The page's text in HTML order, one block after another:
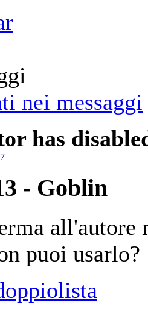
has
- Goblin
puoi usarlo?